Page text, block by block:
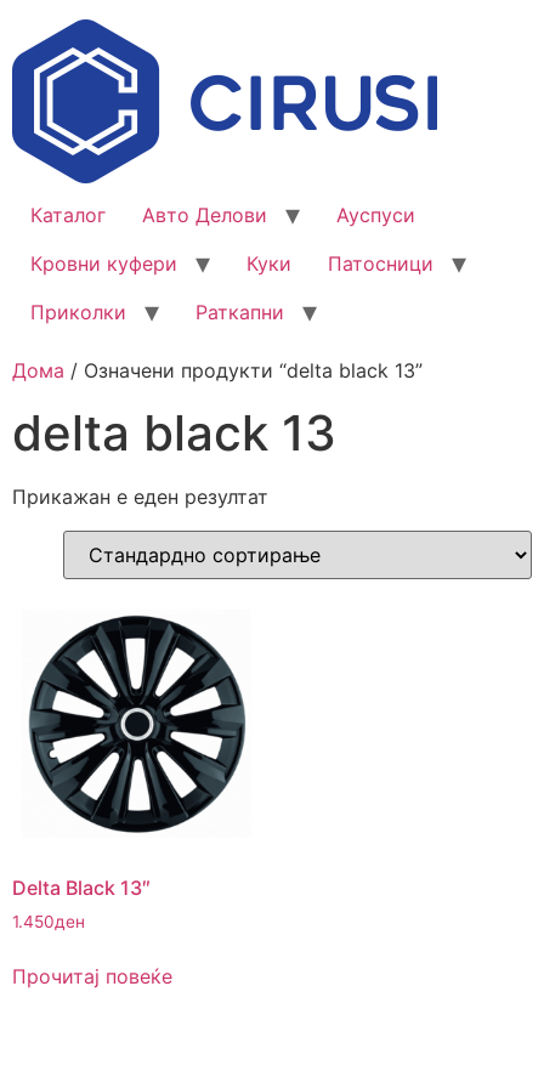
Каталог Авто Делови
Ауспуси
Кровни куфери
Куки
Патосници
Приколки
Раткапни
Дома / Означени продукти “delta black 13”
delta black 13
Прикажан е еден резултат
Delta Black 13″
1.450ден
Прочитај повеќе